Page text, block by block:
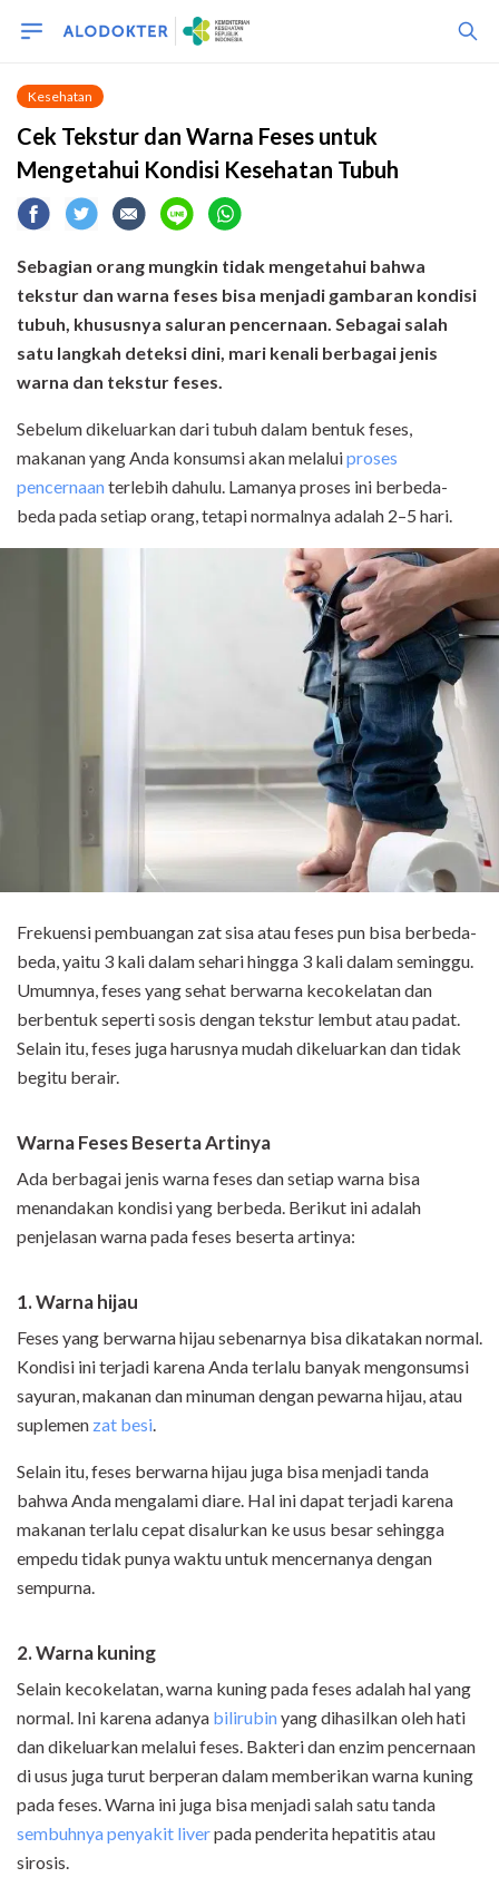
Kesehatan
Cek Tekstur dan Warna Feses untuk
Mengetahui Kondisi Kesehatan Tubuh
Sebagian orang mungkin tidak mengetahui bahwa
tekstur dan warna feses bisa menjadi gambaran kondisi
tubuh, khususnya saluran pencernaan. Sebagai salah
satu langkah deteksi dini, mari kenali berbagai jenis
warna dan tekstur feses.
Sebelum dikeluarkan dari tubuh dalam bentuk feses,
makanan yang Anda konsumsi akan melaluiproses
pencernaanterlebih dahulu. Lamanya proses ini berbeda-
beda pada setiap orang, tetapi normalnya adalah 2–5 hari.
Frekuensi pembuangan zat sisa atau feses pun bisa berbeda-
beda, yaitu 3 kali dalam sehari hingga 3 kali dalam seminggu.
Umumnya, feses yang sehat berwarna kecokelatan dan
berbentuk seperti sosis dengan tekstur lembut atau padat.
Selain itu, feses juga harusnya mudah dikeluarkan dan tidak
begitu berair.
Warna Feses Beserta Artinya
Ada berbagai jenis warna feses dan setiap warna bisa
menandakan kondisi yang berbeda. Berikut ini adalah
penjelasan warna pada feses beserta artinya:
1. Warna hijau
Feses yang berwarna hijau sebenarnya bisa dikatakan normal.
Kondisi ini terjadi karena Anda terlalu banyak mengonsumsi
sayuran, makanan dan minuman dengan pewarna hijau, atau
suplemen zat besi.
Selain itu, feses berwarna hijau juga bisa menjadi tanda
bahwa Anda mengalami diare. Hal ini dapat terjadi karena
makanan terlalu cepat disalurkan ke usus besar sehingga
empedu tidak punya waktu untuk mencernanya dengan
sempurna.
2. Warna kuning
Selain kecokelatan, warna kuning pada feses adalah hal yang
normal. Ini karena adanya bilirubinyang dihasilkan oleh hati
dan dikeluarkan melalui feses. Bakteri dan enzim pencernaan
di usus juga turut berperan dalam memberikan warna kuning
pada feses. Warna ini juga bisa menjadi salah satu tanda
sembuhnya penyakit liverpada penderita hepatitis atau
sirosis.